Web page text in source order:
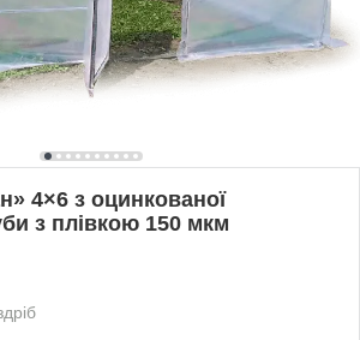
4×6 з оцинкованої
з плівкою 150 мкм